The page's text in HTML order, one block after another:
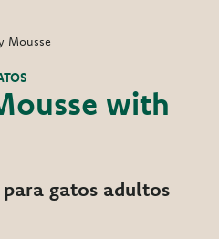
Mousse
with
gatos adultos